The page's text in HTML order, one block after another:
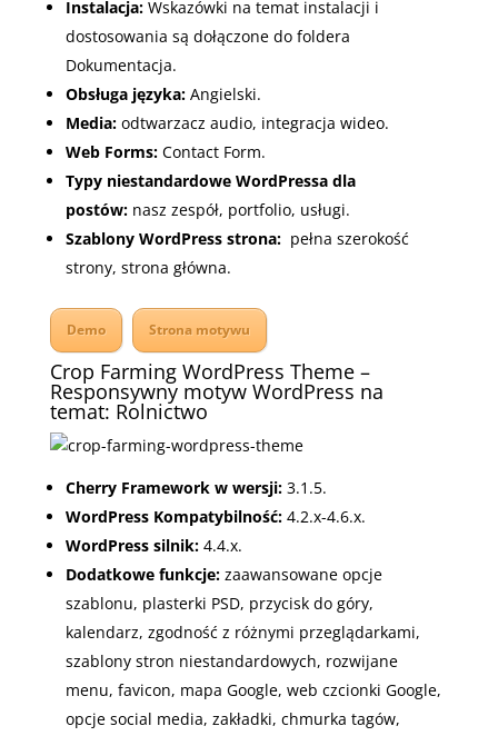
Instalacja:Wskazówki na temat instalacji i
dostosowania są dołączone do foldera
Dokumentacja.
Obsługa języka: Angielski.
Media:odtwarzacz audio, integracja wideo.
Web Forms: Contact Form.
Typy niestandardowe WordPressa dla
postów: nasz zespół, portfolio, usługi.
Szablony WordPress strona:pełna szerokość
strony, strona główna.
Demo Strona motywu
Crop Farming WordPress Theme –
Responsywny motyw WordPress na
temat: Rolnictwo
Cherry Framework w wersji:3.1.5.
WordPress Kompatybilność:4.2.x-4.6.x.
WordPress silnik:4.4.x.
Dodatkowe funkcje: zaawansowane opcje
szablonu, plasterki PSD, przycisk do góry,
kalendarz, zgodność z różnymi przeglądarkami,
szablony stron niestandardowych, rozwijane
menu, favicon, mapa Google, web czcionki Google,
opcje social media, zakładki, chmurka tagów,